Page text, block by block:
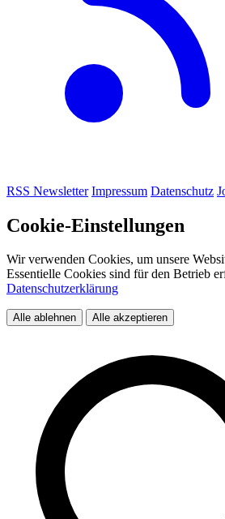
RSS Newsletter Impressum Datenschutz
Cookie-Einstellungen
Wir verwenden Cookies, um unsere
Essentielle Cookies sind für den Betrieb
Datenschutzerklärung
Alle ablehnen Alle akzeptieren